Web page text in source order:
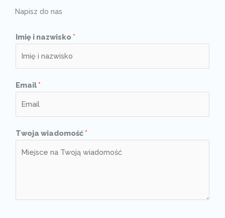
Napisz do nas
Imię i nazwisko *
Email *
Twoja wiadomość *